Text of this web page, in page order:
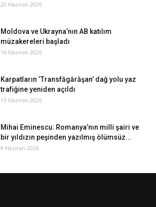
20 Haziran 2026
Moldova ve Ukrayna’nın AB katılım
müzakereleri başladı
16 Haziran 2026
Karpatların ‘Transfăgărăşan’ dağ yolu yaz
trafiğine yeniden açıldı
13 Haziran 2026
Mihai Eminescu: Romanya’nın milli şairi ve
bir yıldızın peşinden yazılmış ölümsüz...
9 Haziran 2026